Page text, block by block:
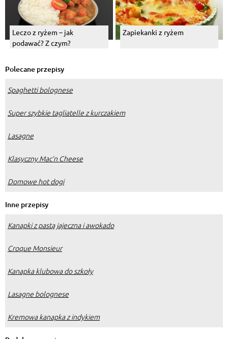
Leczo z ryżem – jak
podawać? Z czym?
Zapiekanki z ryżem
Polecane przepisy
Spaghetti bolognese
Super szybkie tagliatelle z kurczakiem
Lasagne
Klasyczny Mac’n Cheese
Domowe hot dogi
Inne przepisy
Kanapki z pastą jajeczna i awokado
Croque Monsieur
Kanapka klubowa do szkoły
Lasagne bolognese
Kremowa kanapka z indykiem